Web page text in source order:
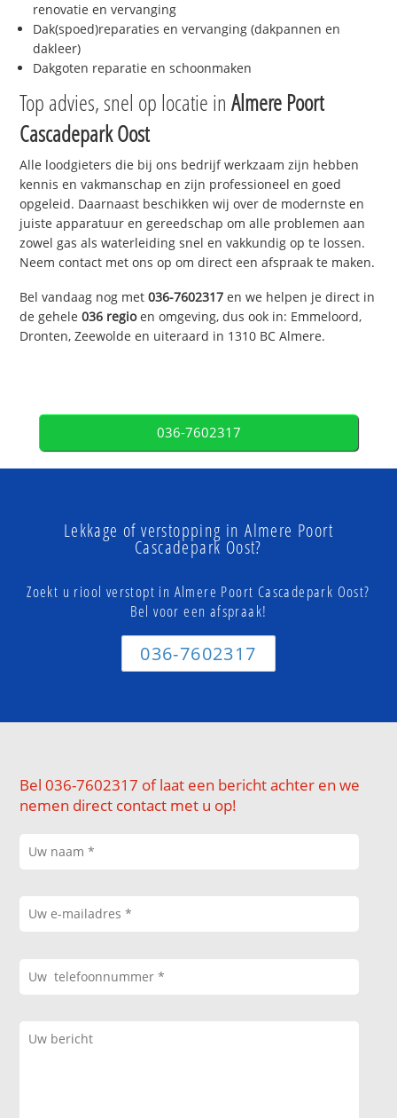
renovatie en vervanging
Dak(spoed)reparaties en vervanging (dakpannen en
dakleer)
Dakgoten reparatie en schoonmaken
Top advies, snel op locatie inAlmere Poort
Cascadepark Oost
Alle loodgieters die bij ons bedrijf werkzaam zijn hebben
kennis en vakmanschap en zijn professioneel en goed
opgeleid. Daarnaast beschikken wij over de modernste en
juiste apparatuur en gereedschap om alle problemen aan
zowel gas als waterleiding snel en vakkundig op te lossen.
Neem contact met ons op om direct een afspraak te maken.
Bel vandaag nog met036-7602317 en we helpen je direct in
de gehele036 regioen omgeving, dus ook in: Emmeloord,
Dronten, Zeewolde en uiteraard in 1310 BC Almere.
036-7602317
Lekkage of verstopping in Almere Poort
Cascadepark Oost?
Zoekt u riool verstopt in Almere Poort Cascadepark Oost?
Bel voor een afspraak!
036-7602317
Bel 036-7602317 of laat een bericht achter en we
nemen direct contact met u op!